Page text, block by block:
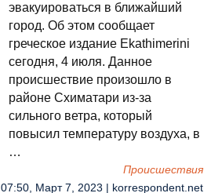
эвакуироваться в ближайший
город. Об этом сообщает
греческое издание Еkathimerini
сегодня, 4 июля. Данное
происшествие произошло в
районе Схиматари из-за
сильного ветра, который
повысил температуру воздуха, в
…
Происшествия
07:50, Март 7, 2023 | korrespondent.net